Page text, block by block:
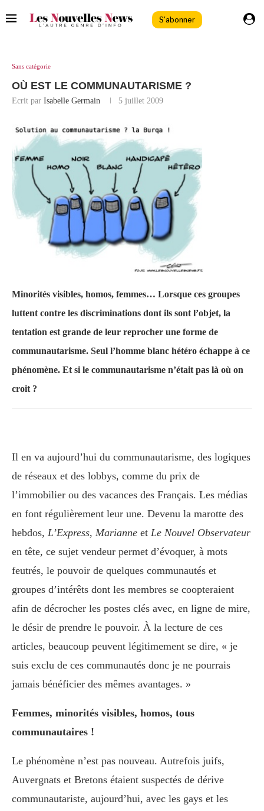
S'abonner
Sans catégorie
OÙ EST LE COMMUNAUTARISME ?
Ecrit par Isabelle Germain 5 juillet 2009
Minorités visibles, homos, femmes… Lorsque ces groupes
luttent contre les discriminations dont ils sont l’objet, la
tentation est grande de leur reprocher une forme de
communautarisme. Seul l’homme blanc hétéro échappe à ce
phénomène. Et si le communautarisme n’était pas là où on
croit ?
Il en va aujourd’hui du communautarisme, des logiques
de réseaux et des lobbys, comme du prix de
l’immobilier ou des vacances des Français. Les médias
en font régulièrement leur une. Devenu la marotte des
hebdos, L’Express, Marianne et Le Nouvel Observateur
en tête, ce sujet vendeur permet d’évoquer, à mots
feutrés, le pouvoir de quelques communautés et
groupes d’intérêts dont les membres se coopteraient
afin de décrocher les postes clés avec, en ligne de mire,
le désir de prendre le pouvoir. À la lecture de ces
articles, beaucoup peuvent légitimement se dire, « je
suis exclu de ces communautés donc je ne pourrais
jamais bénéficier des mêmes avantages. »
Femmes, minorités visibles, homos, tous
communautaires !
Le phénomène n’est pas nouveau. Autrefois juifs,
Auvergnats et Bretons étaient suspectés de dérive
communautariste, aujourd’hui, avec les gays et les